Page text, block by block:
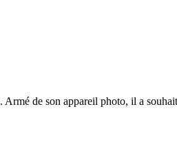
Armé de son appareil photo, il a